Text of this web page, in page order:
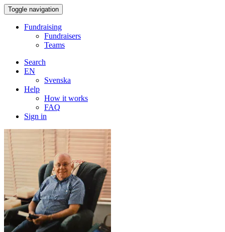
Toggle navigation
Fundraising
Fundraisers
Teams
Search
EN
Svenska
Help
How it works
FAQ
Sign in